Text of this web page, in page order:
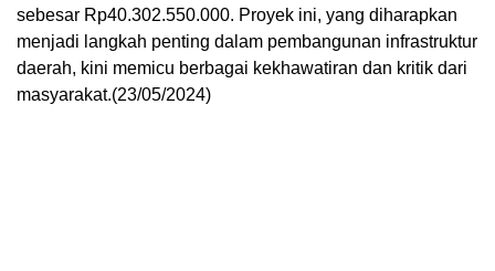
sebesar Rp40.302.550.000. Proyek ini, yang diharapkan
menjadi langkah penting dalam pembangunan infrastruktur
daerah, kini memicu berbagai kekhawatiran dan kritik dari
masyarakat.(23/05/2024)